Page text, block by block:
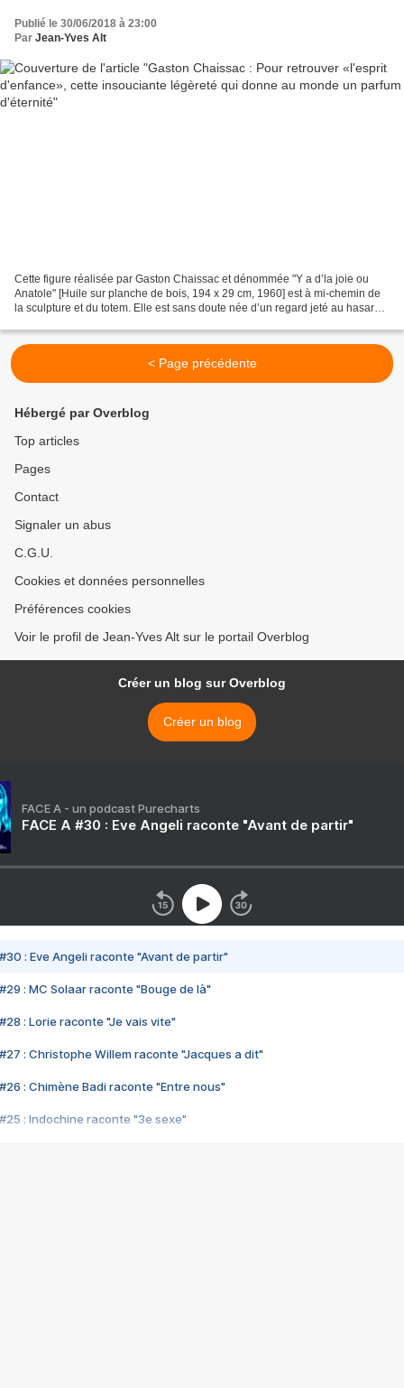
Publié le 30/06/2018 à 23:00
Par Jean-Yves Alt
Cette figure réalisée par Gaston Chaissac et dénommée "Y a d’la joie ou
Anatole" [Huile sur planche de bois, 194 x 29 cm, 1960] est à mi-chemin de
la sculpture et du totem. Elle est sans doute née d’un regard jeté au hasard
< Page précédente
Hébergé par Overblog
Top articles
Pages
Contact
Signaler un abus
C.G.U.
Cookies et données personnelles
Préférences cookies
Voir le profil de Jean-Yves Alt sur le portail Overblog
Créer un blog sur Overblog
Créer un blog
FACE A - un podcast Purecharts
FACE A #30 : Eve Angeli raconte "Avant de partir"
#30 : Eve Angeli raconte "Avant de partir"
#29 : MC Solaar raconte "Bouge de là"
#28 : Lorie raconte "Je vais vite"
#27 : Christophe Willem raconte "Jacques a dit"
#26 : Chimène Badi raconte "Entre nous"
#25 : Indochine raconte "3e sexe"